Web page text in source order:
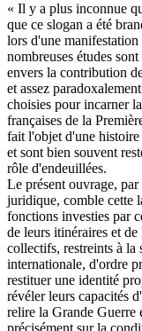
« Il y a plus inconnue
que ce slogan a été
lors d'une
nombreuses études
envers la contribution
et assez
choisies pour incarner
françaises de la
fait l'objet d'une
et sont bien souvent
rôle d'endeuillées.
Le présent ouvrage,
juridique, comble cette
fonctions investies par
de leurs itinéraires et
collectifs, restreints à la
internationale, d'ordre
restituer une identité
révéler leurs capacités
relire la Grande Guerre